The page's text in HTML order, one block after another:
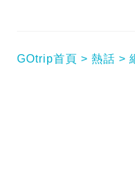
GOtrip首頁 熱話